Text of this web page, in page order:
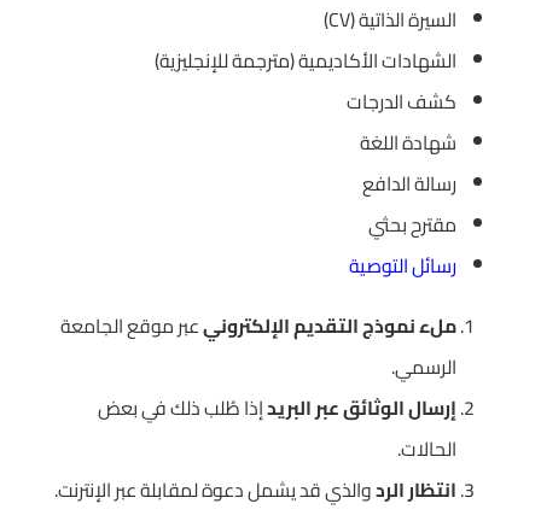
السيرة الذاتية (CV)
الشهادات الأكاديمية (مترجمة للإنجليزية)
كشف الدرجات
شهادة اللغة
رسالة الدافع
مقترح بحثي
رسائل التوصية
ملء نموذج التقديم الإلكترونيعبر موقع الجامعة
الرسمي.
إرسال الوثائق عبر البريدإذا طُلب ذلك في بعض
الحالات.
انتظار الردوالذي قد يشمل دعوة لمقابلة عبر الإنترنت.